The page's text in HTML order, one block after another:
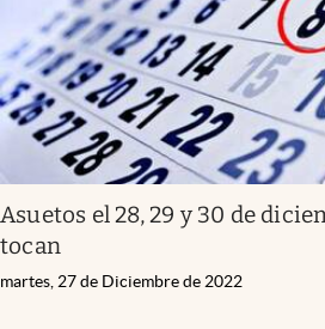
Asuetos el 28, 29 y 30 de
tocan
martes, 27 de Diciembre de 2022